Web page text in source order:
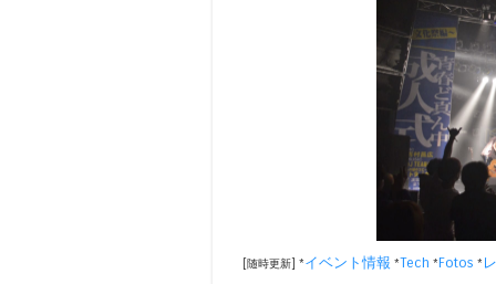
[随時更新] *イベント情報 *Tech *Fotos *